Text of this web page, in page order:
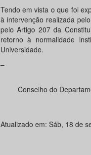
Tendo em vista o que foi
à intervenção realizada
pelo Artigo 207 da
retorno à normalidade
Universidade.
–
Conselho do
Atualizado em: Sáb, 18 de